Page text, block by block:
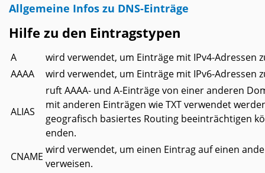
Allgemeine Infos zu DNS-Einträge
Hilfe zu den Eintragstypen
A
wird verwendet, um Einträge mit IPv4-Adressen
AAAA
wird verwendet, um Einträge mit IPv6-Adressen
ALIAS
ruft AAAA- und A-Einträge von einer anderen
mit anderen Einträgen wie TXT verwendet
geografisch basiertes Routing beeinträchtigen
enden.
CNAME
wird verwendet, um einen Eintrag auf einen
verweisen.